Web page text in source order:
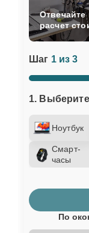
Шаг 1 из 3
1.
Ноутбук
Смарт-
часы
расчет
По